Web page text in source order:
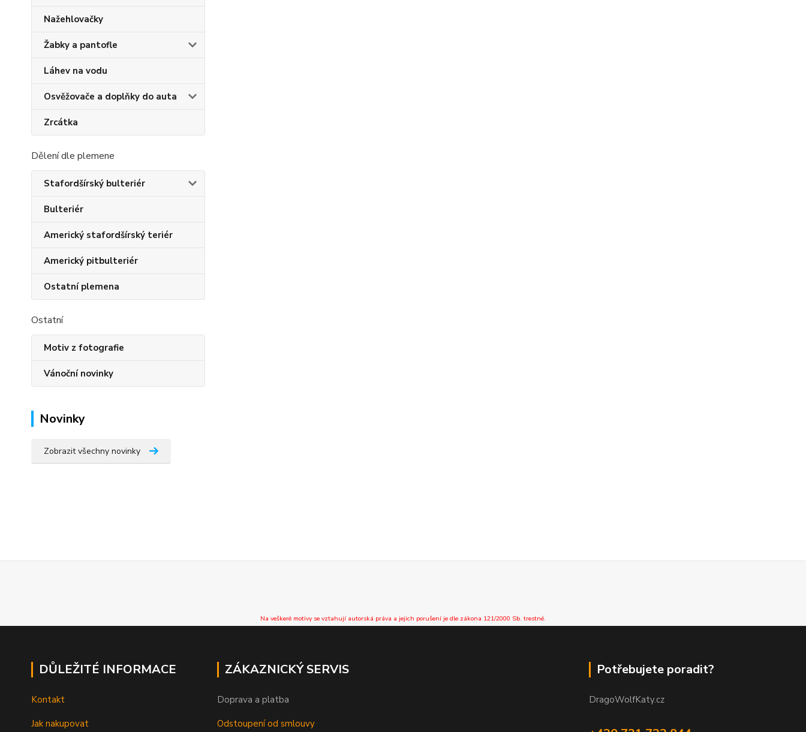
Nažehlovačky
Žabky a pantofle
Láhev na vodu
Osvěžovače a doplňky do auta
Zrcátka
Dělení dle plemene
Stafordšírský bulteriér
Bulteriér
Americký stafordšírský teriér
Americký pitbulteriér
Ostatní plemena
Ostatní
Motiv z fotografie
Vánoční novinky
Novinky
Zobrazit všechny novinky
Na veškeré motivy se vztahují autorská práva a jejich porušení je dle zákona 121/2000 Sb. trestné.
DŮLEŽITÉ INFORMACE
Kontakt
Jak nakupovat
ZÁKAZNICKÝ SERVIS
Doprava a platba
Odstoupení od smlouvy
Potřebujete poradit?
DragoWolfKaty.cz